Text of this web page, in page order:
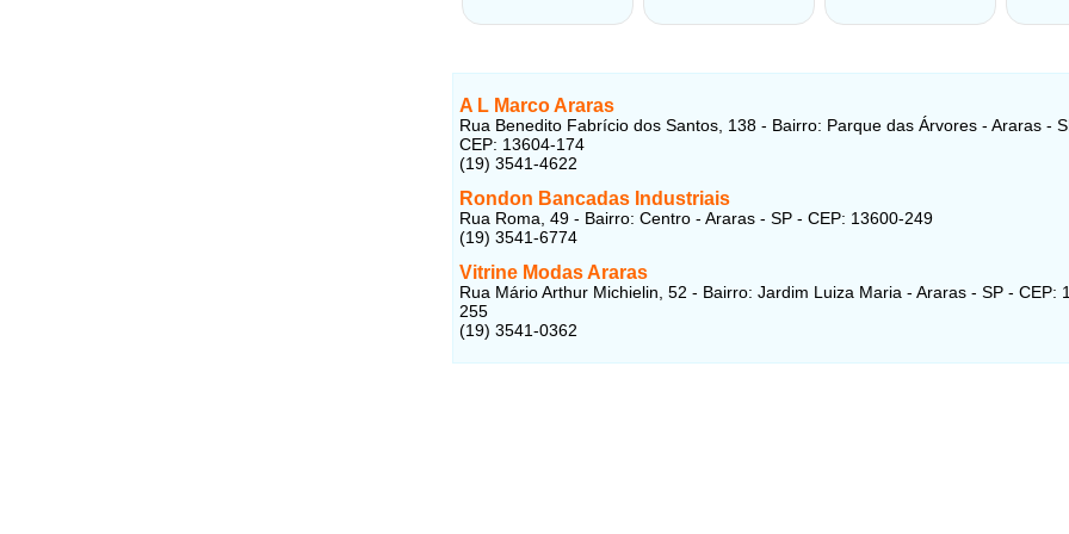
A L Marco Araras
Rua Benedito Fabrício dos Santos, 138 - Bairro: Parque das Árvores - Araras -
CEP: 13604-174
(19) 3541-4622
Rondon Bancadas Industriais
Rua Roma, 49 - Bairro: Centro - Araras - SP - CEP: 13600-249
(19) 3541-6774
Vitrine Modas Araras
Rua Mário Arthur Michielin, 52 - Bairro: Jardim Luiza Maria - Araras - SP - CEP:
255
(19) 3541-0362